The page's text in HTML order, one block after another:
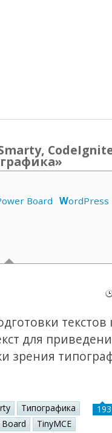
Board WordPress
текстов
для
зрения
Типографика
TinyMCE